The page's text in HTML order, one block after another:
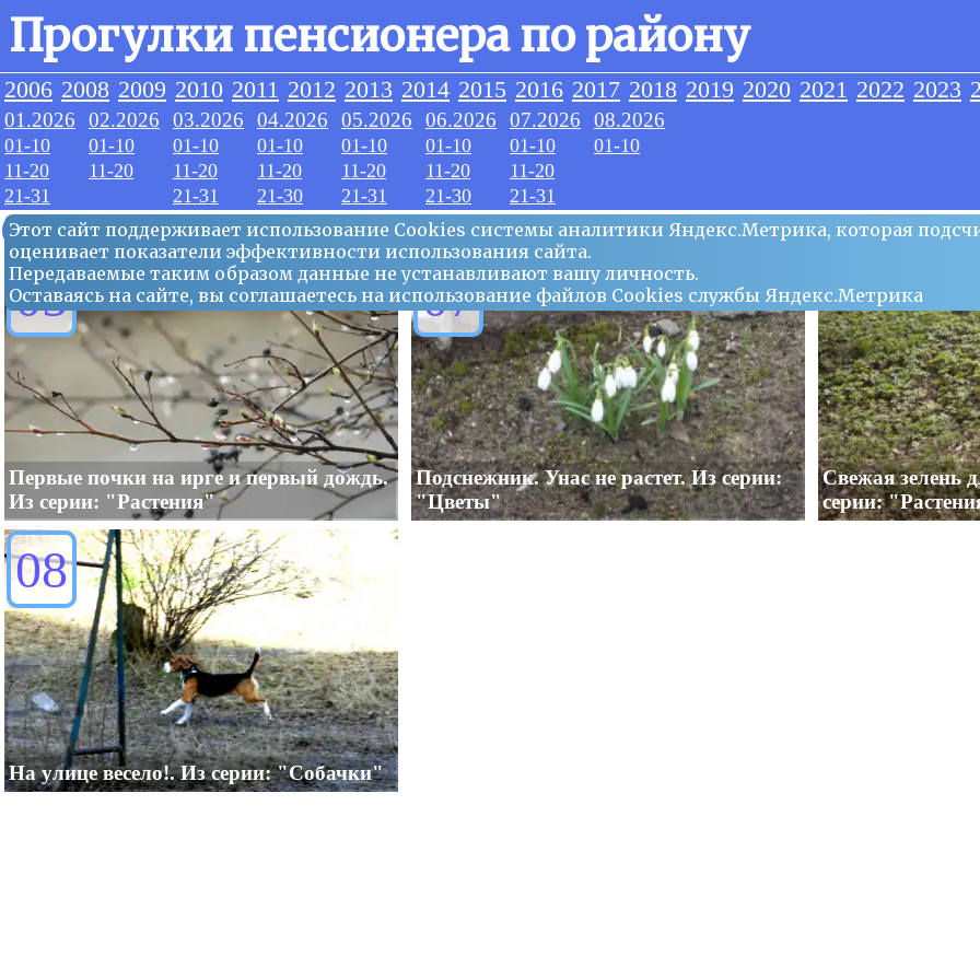
Прогулки пенсионера по району
2006 2008 2009 2010 2011 2012 2013 2014 2015 2016 2017 2018 2019 2020 2021 2022 2023
01.2026
01-10
11-20
21-31
02.2026
01-10
11-20
03.2026
01-10
11-20
21-31
04.2026
01-10
11-20
21-30
05.2026
01-10
11-20
21-31
06.2026
01-10
11-20
21-30
07.2026
01-10
11-20
21-31
08.2026
01-10
Этот сайт поддерживает использование Сookies системы аналитики Яндекс.Метрика, которая
оценивает показатели эффективности использования сайта.
Передаваемые таким образом данные не устанавливают вашу личность.
Оставаясь на сайте, вы соглашаетесь на использование файлов Сookies службы Яндекс.Метрика
04.2026
05
Первые почки на ирге и первый дождь.
Из серии: "Растения"
07
Подснежник. Унас не растет. Из серии:
"Цветы"
Свежая зелень
серии:
08
На улице весело!. Из серии: "Собачки"